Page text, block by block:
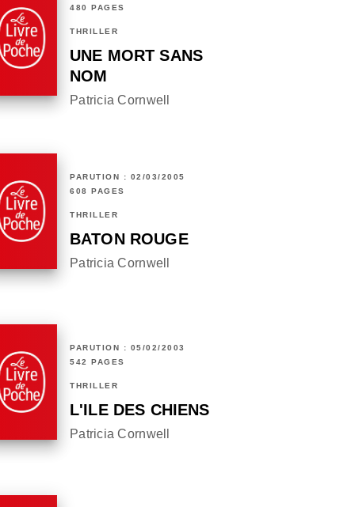
480 PAGES
THRILLER
UNE MORT SANS
NOM
Patricia Cornwell
PARUTION : 02/03/2005
608 PAGES
THRILLER
BATON ROUGE
Patricia Cornwell
PARUTION : 05/02/2003
542 PAGES
THRILLER
L'ILE DES CHIENS
Patricia Cornwell